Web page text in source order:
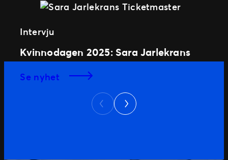
Intervju
Kvinnodagen 2025: Sara Jarlekrans
se nyhet
Previous
Next